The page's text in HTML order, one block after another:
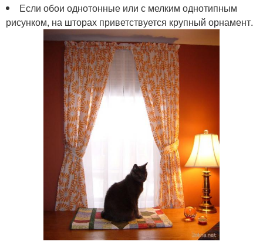
Если обои однотонные или с мелким однотипным
рисунком, на шторах приветствуется крупный орнамент.